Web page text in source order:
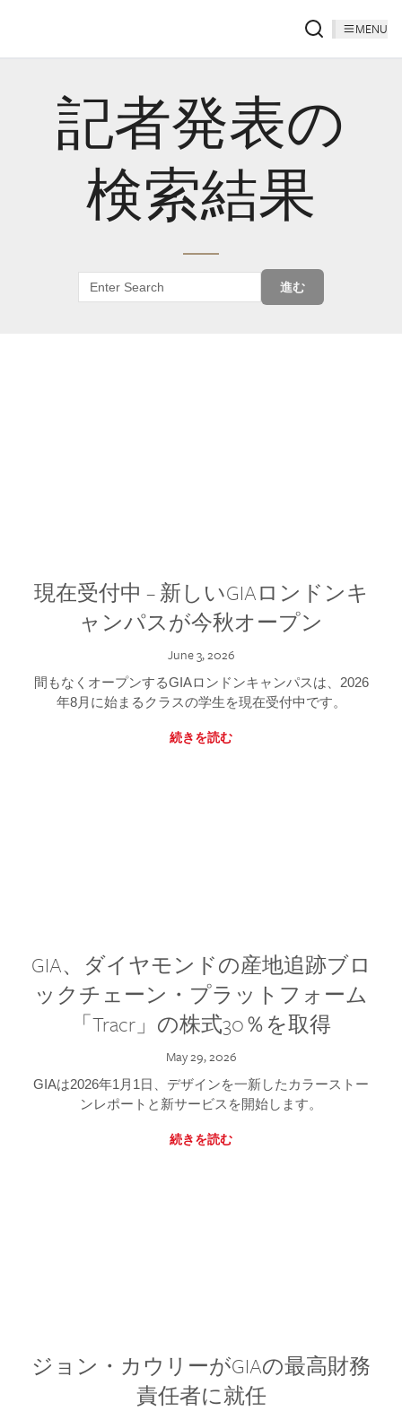
MENU
記者発表の
検索結果
進む
現在受付中 – 新しいGIAロンドンキ
ャンパスが今秋オープン
June 3, 2026
間もなくオープンするGIAロンドンキャンパスは、2026
年8月に始まるクラスの学生を現在受付中です。
続きを読む
GIA、ダイヤモンドの産地追跡ブロ
ックチェーン・プラットフォーム
「Tracr」の株式30％を取得
May 29, 2026
GIAは2026年1月1日、デザインを一新したカラーストー
ンレポートと新サービスを開始します。
続きを読む
ジョン・カウリーがGIAの最高財務
責任者に就任